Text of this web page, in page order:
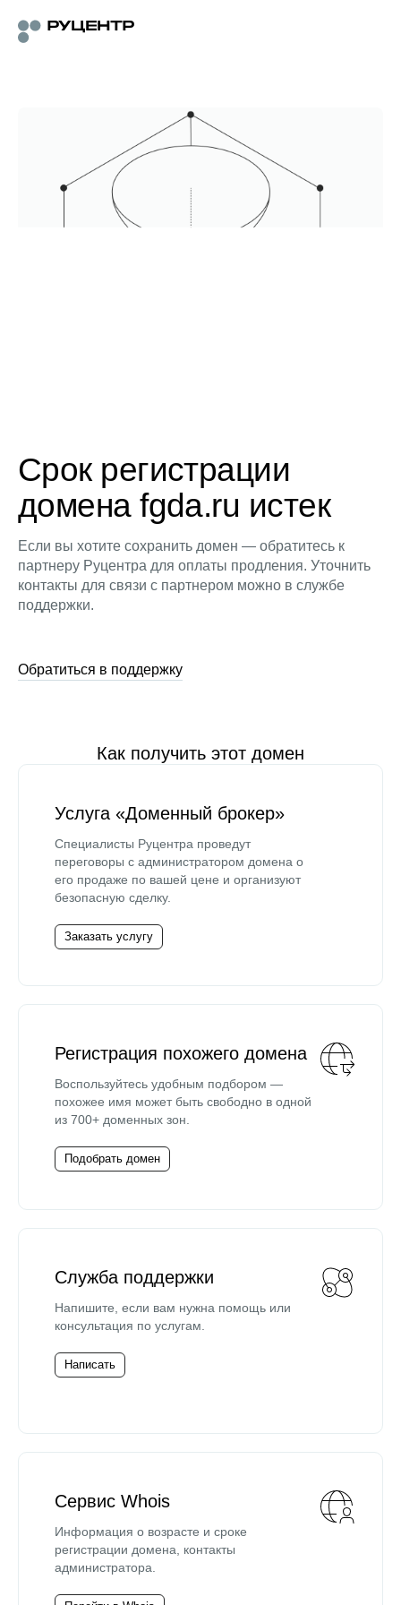
Срок регистрации
домена fgda.ru истек
Если вы хотите сохранить домен — обратитесь к
партнеру Руцентра для оплаты продления. Уточнить
контакты для связи с партнером можно в службе
поддержки.
Обратиться в поддержку
Как получить этот домен
Услуга «Доменный брокер»
Специалисты Руцентра проведут
переговоры с администратором домена о
его продаже по вашей цене и организуют
безопасную сделку.
Заказать услугу
Регистрация похожего домена
Воспользуйтесь удобным подбором —
похожее имя может быть свободно в одной
из 700+ доменных зон.
Подобрать домен
Служба поддержки
Напишите, если вам нужна помощь или
консультация по услугам.
Написать
Сервис Whois
Информация о возрасте и сроке
регистрации домена, контакты
администратора.